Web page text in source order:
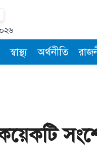
স্বাস্থ্য অর্থনীতি